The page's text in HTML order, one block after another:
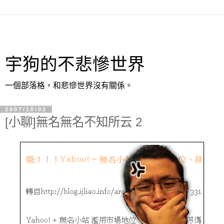
宇狗的不悲慘世界
一個部落格，和悲慘世界沒有關係。
2007/10/02
[小聊]無名無名不知所云 2